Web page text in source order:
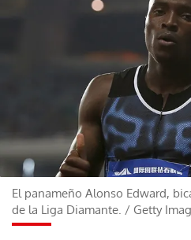
El panameño Alonso Edward,
de la Liga Diamante. / Getty